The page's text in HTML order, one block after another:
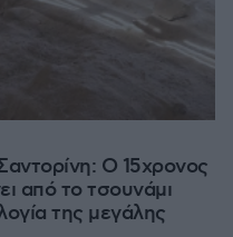
Ο 15χρονος
από το τσουνάμι
της μεγάλης